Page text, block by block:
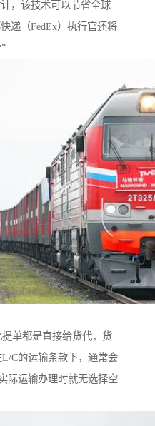
计，该技术可以节省全球
递（FedEx）执行官还将
单都是直接给货代，货
C的运输条款下，通常会
际运输办理时就无选择空